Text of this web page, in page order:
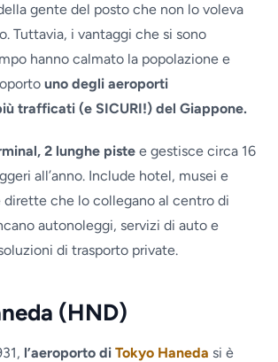
gente del posto che non lo voleva
Tuttavia, i vantaggi che si sono
hanno calmato la popolazione e
uno degli aeroporti
trafficati (e SICURI!) del Giappone.
2 lunghe piste e gestisce circa 16
all’anno. Include hotel, musei e
dirette che lo collegano al centro di
autonoleggi, servizi di auto e
di trasporto private.
(HND)
l’aeroporto di Tokyo Haneda si è